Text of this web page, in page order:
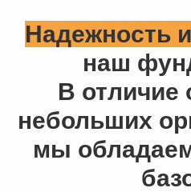
Надежность
наш
В отличие
небольших
мы